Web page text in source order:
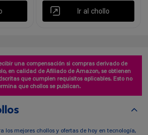
Ir al chollo
una compensación si compras derivado de
en calidad de Afiliado de Amazon, se obtienen
que cumplen requisitos aplicables. Esto no
que chollos se publican.
los mejores chollos y ofertas de hoy en tecnología,